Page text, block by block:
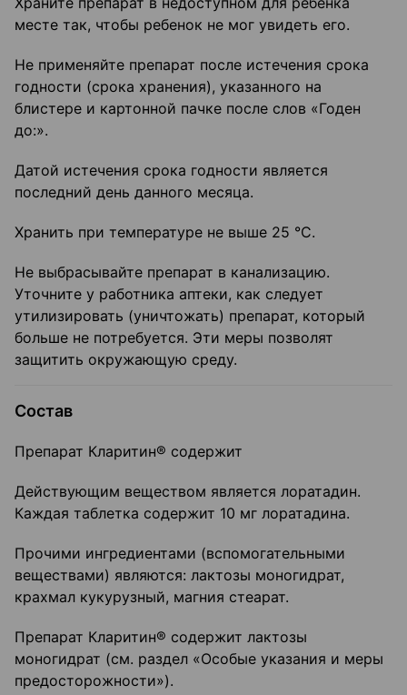
месте так, чтобы ребенок не мог увидеть его.
Не применяйте препарат после истечения срока
годности (срока хранения), указанного на
блистере и картонной пачке после слов «Годен
до:».
Датой истечения срока годности является
последний день данного месяца.
Хранить при температуре не выше 25 °C.
Не выбрасывайте препарат в канализацию.
Уточните у работника аптеки, как следует
утилизировать (уничтожать) препарат, который
больше не потребуется. Эти меры позволят
защитить окружающую среду.
Состав
Препарат Кларитин® содержит
Действующим веществом является лоратадин.
Каждая таблетка содержит 10 мг лоратадина.
Прочими ингредиентами (вспомогательными
веществами) являются: лактозы моногидрат,
крахмал кукурузный, магния стеарат.
Препарат Кларитин® содержит лактозы
моногидрат (см. раздел «Особые указания и меры
предосторожности»).